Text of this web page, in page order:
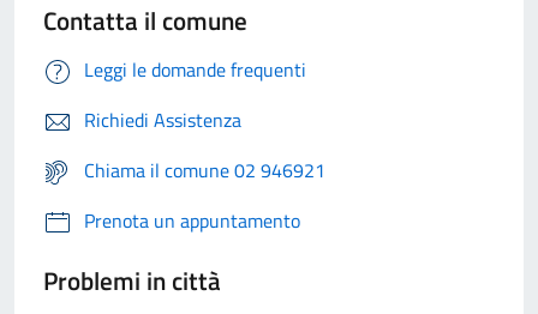
Contatta il comune
Leggi le domande frequenti
Richiedi Assistenza
Chiama il comune 02 946921
Prenota un appuntamento
Problemi in città